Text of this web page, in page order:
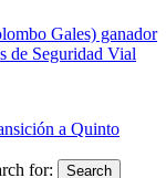
Gales) ganador
de Seguridad Vial
a Quinto
for:
Search